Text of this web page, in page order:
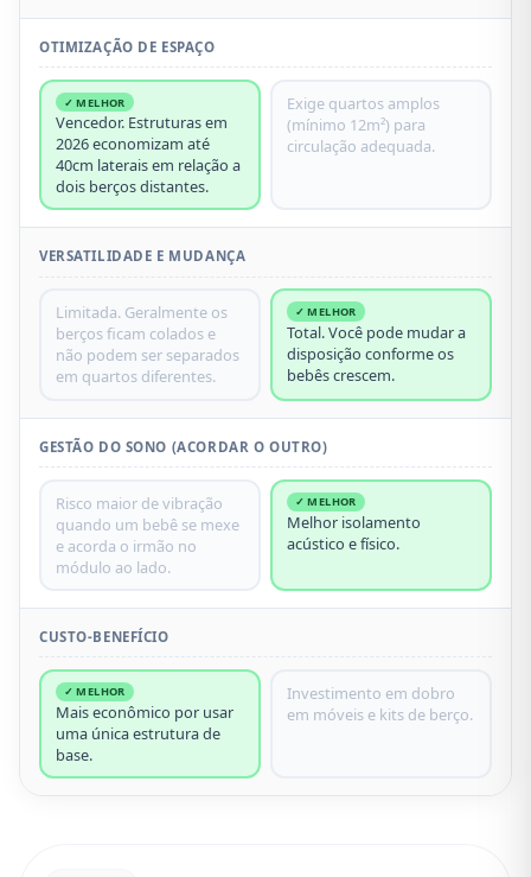
OTIMIZAÇÃO DE ESPAÇO
✓ MELHOR
Vencedor. Estruturas em
2026 economizam até
40cm laterais em relação a
dois berços distantes.
Exige quartos amplos
(mínimo 12m²) para
circulação adequada.
VERSATILIDADE E MUDANÇA
Limitada. Geralmente os
berços ficam colados e
não podem ser separados
em quartos diferentes.
✓ MELHOR
Total. Você pode mudar a
disposição conforme os
bebês crescem.
GESTÃO DO SONO (ACORDAR O OUTRO)
Risco maior de vibração
quando um bebê se mexe
e acorda o irmão no
módulo ao lado.
✓ MELHOR
Melhor isolamento
acústico e físico.
CUSTO-BENEFÍCIO
✓ MELHOR
Mais econômico por usar
uma única estrutura de
base.
Investimento em dobro
em móveis e kits de berço.